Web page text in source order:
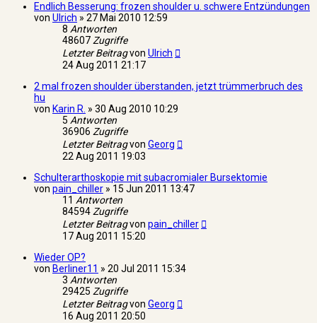
Endlich Besserung: frozen shoulder u. schwere Entzündungen
von Ulrich » 27 Mai 2010 12:59
8 Antworten
48607Zugriffe
Letzter Beitragvon Ulrich
24 Aug 2011 21:17
2 mal frozen shoulder überstanden, jetzt trümmerbruch des
hu
von Karin R. » 30 Aug 2010 10:29
5 Antworten
36906 Zugriffe
Letzter Beitragvon Georg
22 Aug 2011 19:03
Schulterarthoskopie mit subacromialer Bursektomie
von pain_chiller » 15 Jun 2011 13:47
11 Antworten
84594Zugriffe
Letzter Beitragvon pain_chiller
17 Aug 2011 15:20
Wieder OP?
von Berliner11 » 20 Jul 2011 15:34
3 Antworten
29425 Zugriffe
Letzter Beitragvon Georg
16 Aug 2011 20:50